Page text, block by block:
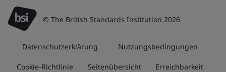
© The British Standards Institution 2026
Datenschutzerklärung Nutzungsbedingungen
Cookie-Richtlinie Seitenübersicht Erreichbarkeit